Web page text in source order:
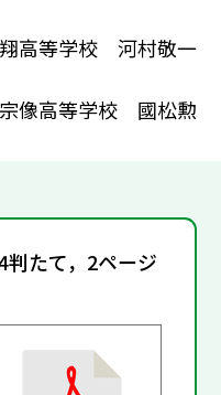
高等学校 河村敬一
像高等学校 國松勲
判たて，2ページ